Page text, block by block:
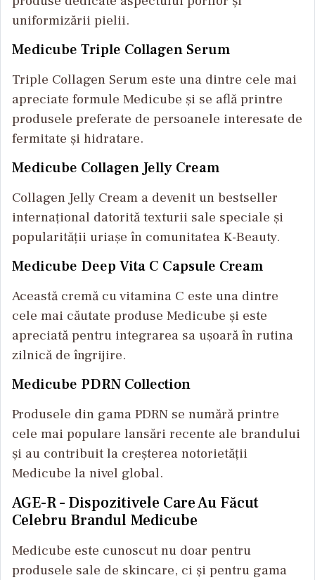
uniformizării pielii.
Medicube Triple Collagen Serum
Triple Collagen Serum este una dintre cele mai
apreciate formule Medicube și se află printre
produsele preferate de persoanele interesate de
fermitate și hidratare.
Medicube Collagen Jelly Cream
Collagen Jelly Cream a devenit un bestseller
internațional datorită texturii sale speciale și
popularității uriașe în comunitatea K-Beauty.
Medicube Deep Vita C Capsule Cream
Această cremă cu vitamina C este una dintre
cele mai căutate produse Medicube și este
apreciată pentru integrarea sa ușoară în rutina
zilnică de îngrijire.
Medicube PDRN Collection
Produsele din gama PDRN se numără printre
cele mai populare lansări recente ale brandului
și au contribuit la creșterea notorietății
Medicube la nivel global.
AGE-R – Dispozitivele Care Au Făcut
Celebru Brandul Medicube
Medicube este cunoscut nu doar pentru
produsele sale de skincare, ci și pentru gama